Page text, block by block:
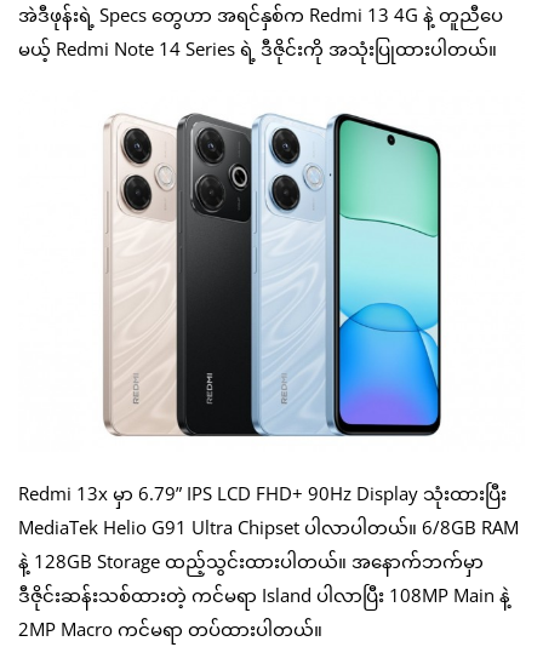
အဲဒီဖုန်းရဲ့ Specs တွေဟာ အရင်နှစ်က Redmi 13 4G နဲ့ တူညီပေ
မယ့် Redmi Note 14 Series ရဲ့ ဒီဇိုင်းကို အသုံးပြုထားပါတယ်။
Redmi 13x မှာ 6.79” IPS LCD FHD+ 90Hz Display သုံးထားပြီး
MediaTek Helio G91 Ultra Chipset ပါလာပါတယ်။ 6/8GB RAM
နဲ့ 128GB Storage ထည့်သွင်းထားပါတယ်။ အနောက်ဘက်မှာ
ဒီဇိုင်းဆန်းသစ်ထားတဲ့ ကင်မရာ Island ပါလာပြီး 108MP Main နဲ့
2MP Macro ကင်မရာ တပ်ထားပါတယ်။